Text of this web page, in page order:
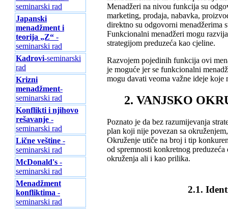
seminarski rad
Japanski
menadžment i
teorija „Z“ -
seminarski rad
Kadrovi-seminarski
rad
Krizni
menadžment-
seminarski rad
Konflikti i njihovo
rešavanje -
seminarski rad
Lične veštine -
seminarski rad
McDonald's -
seminarski rad
Menadžment
konfliktima -
seminarski rad
Menadžeri na nivou funkcija su
marketing, prodaja, nabavka,
direktno su odgovorni menadžerima
Funkcionalni menadžeri mogu
strategijom preduzeća kao cjeline.
Razvojem pojedinih funkcija ovi
je moguće jer se funkcionalni
mogu davati veoma važne ideje koje
2. VANJSKO
Poznato je da bez razumijevanja
plan koji nije povezan sa
Okruženje utiče na broj i tip
od spremnosti konkretnog
okruženja ali i kao prilika.
2.1.